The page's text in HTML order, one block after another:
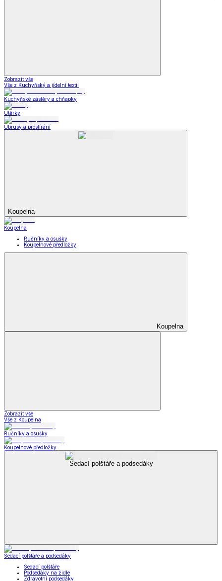
Zobrazit vše
Vše z Kuchyňský a jídelní textil
Kuchyňské zástěry a chňapky
Utěrky
Ubrusy a prostírání
Koupelna
Koupelna
Ručníky a osušky
Koupelnové předložky
Koupelna
Zobrazit vše
Vše z Koupelna
Ručníky a osušky
Koupelnové předložky
Sedací polštáře a podsedáky
Sedací polštáře a podsedáky
Sedací polštáře
Podsedáky na židle
Zdravotní podsedáky